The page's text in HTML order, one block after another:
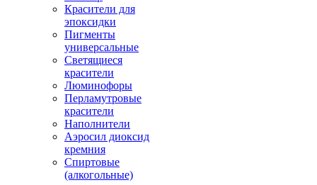
Красители для
эпоксидки
Пигменты
универсальные
Светящиеся
красители
Люминофоры
Перламутровые
красители
Наполнители
Аэросил диоксид
кремния
Спиртовые
(алкогольные)